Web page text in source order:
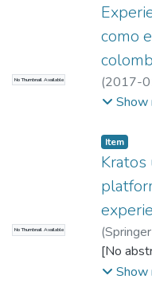
No Thumbnail Available
como
(2017-
(GEM)
Show
No Thumbnail Available
Item
Kratos
(
01-01)
A. ;
[No
Show